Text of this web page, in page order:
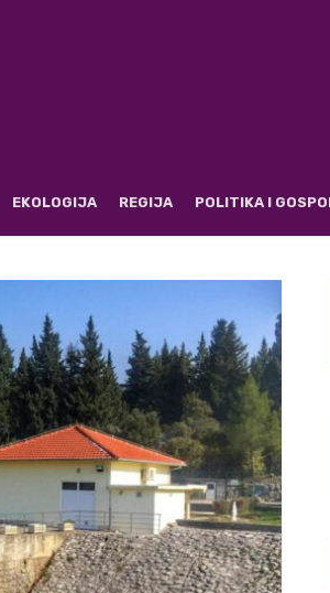
EKOLOGIJA REGIJA POLITIKA I